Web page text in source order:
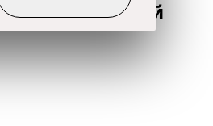
"Маленькій